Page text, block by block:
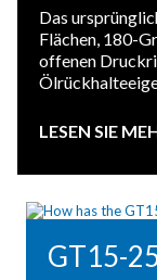
Das
Flächen, 180-
offenen
LESEN SIE
GT15-